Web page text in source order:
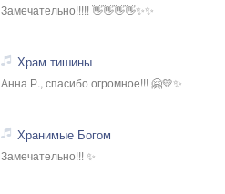
Замечательно!!!!! 👋👋👋👋✨✨
Храм тишины
Анна Р., спасибо огромное!!! 🤗💛✨
Хранимые Богом
Замечательно!!! ✨